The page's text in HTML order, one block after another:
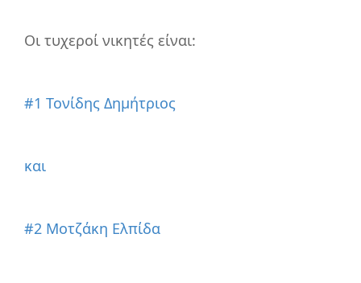
Οι τυχεροί νικητές είναι:
#1 Τονίδης Δημήτριος
και
#2 Μοτζάκη Ελπίδα